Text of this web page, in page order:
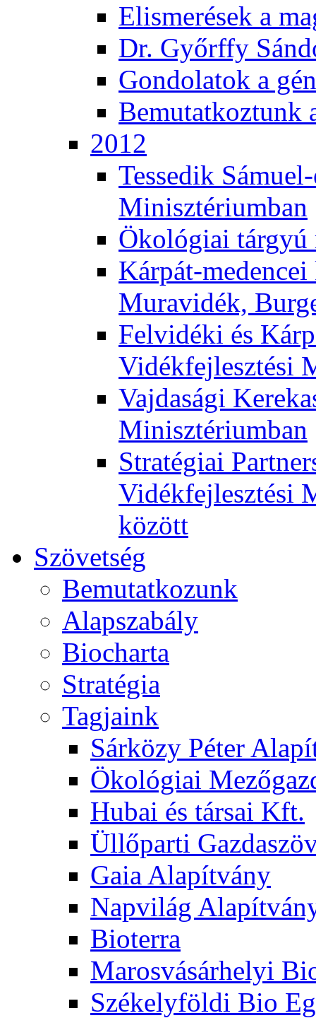
Elismerések a
Dr. Győrffy
Gondolatok a
Bemutatkoztunk
2012
Tessedik
Minisztériumban
Ökológiai tárgyú
Kárpát-
Muravidék,
Felvidéki és
Vidékfejlesztési
Vajdasági
Minisztériumban
Stratégiai
Vidékfejlesztési
között
Szövetség
Bemutatkozunk
Alapszabály
Biocharta
Stratégia
Tagjaink
Sárközy Péter
Ökológiai
Hubai és társai Kft.
Üllőparti
Gaia Alapítvány
Napvilág
Bioterra
Marosvásárhelyi
Székelyföldi Bio